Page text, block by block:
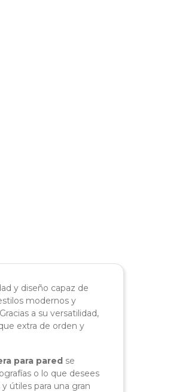
y diseño capaz de
modernos y
a su versatilidad,
extra de orden y
para pared se
o lo que desees
útiles para una gran